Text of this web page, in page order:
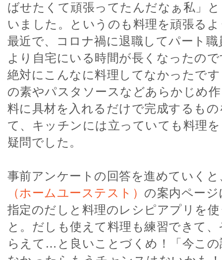
ばせたくて頑張ってたんだなぁ私」
いました。というのも料理を頑張る
最近で、コロナ禍に退職してパート
より自宅にいる時間が長くなったの
絶対にこんなに料理してなかったで
の素やパスタソースなどあらかじめ
料に具材を入れるだけで完成するも
て、キッチンには立っていても料理
疑問でした。
事前アンケートの回答を進めていくと
（ホームユーステスト） の案内ペー
指定のだしと料理のレシピアプリを
と。だしも使えて料理も練習できて
らえて…と良いことづくめ！「今この